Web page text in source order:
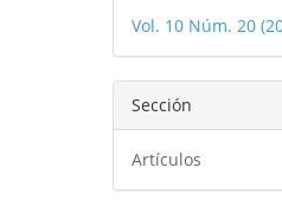
artículo
Vol. 10 Núm. 20
Sección
Artículos